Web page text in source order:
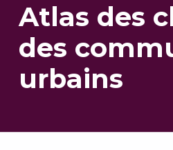
Atlas des
des
urbains